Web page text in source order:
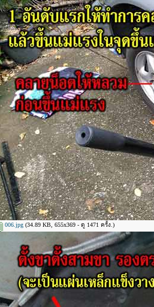
006.jpg(34.89 KB, 655x369 - ดู 1471 ครั้ง.)